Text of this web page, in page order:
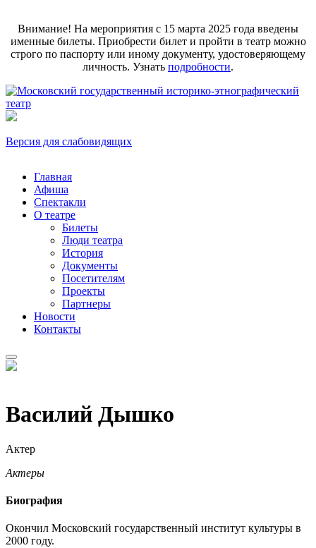
Внимание! На мероприятия с 15 марта 2025 года введены
именные билеты. Приобрести билет и пройти в театр можно
строго по паспорту или иному документу, удостоверяющему
личность. Узнать подробности.
Версия для слабовидящих
Главная
Афиша
Спектакли
О театре
Билеты
Люди театра
История
Документы
Посетителям
Проекты
Партнеры
Новости
Контакты
Василий Дышко
Актер
Актеры
Биография
Окончил Московский государственный институт культуры в
2000 году.